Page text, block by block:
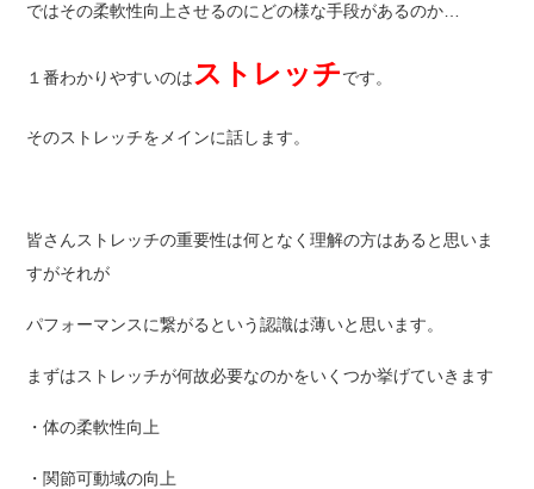
ではその柔軟性向上させるのにどの様な手段があるのか…
１番わかりやすいのはストレッチです。
そのストレッチをメインに話します。
皆さんストレッチの重要性は何となく理解の方はあると思いま
すがそれが
パフォーマンスに繋がるという認識は薄いと思います。
まずはストレッチが何故必要なのかをいくつか挙げていきます
・体の柔軟性向上
・関節可動域の向上